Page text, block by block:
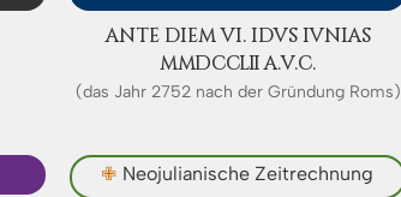
ANTE DIEM VI. IDVS IVNIAS
ⅯⅯⅮⅭⅭⅬⅡ A.V.C.
(das Jahr 2752 nach der Gründung Roms)
✙ Neojulianische Zeitrechnung